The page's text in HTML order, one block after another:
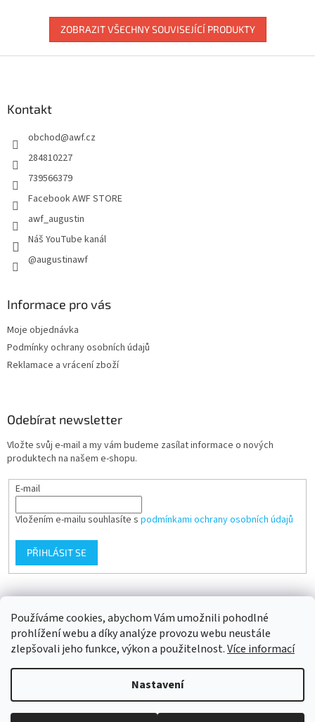
Používáme cookies, abychom Vám umožnili pohodlné
prohlížení webu a díky analýze provozu webu neustále
zlepšovali jeho funkce, výkon a použitelnost.Více informací
Nastavení
ZOBRAZIT VŠECHNY SOUVISEJÍCÍ PRODUKTY
Kontakt
obchod@awf.cz
284810227
739566379
Facebook AWF STORE
awf_augustin
Náš YouTube kanál
@augustinawf
Informace pro vás
Moje objednávka
Podmínky ochrany osobních údajů
Reklamace a vrácení zboží
Odebírat newsletter
Vložte svůj e-mail a my vám budeme zasílat informace o nových
produktech na našem e-shopu.
E-mail
Vložením e-mailu souhlasíte s podmínkami ochrany osobních údajů
PŘIHLÁSIT SE
Vytvořil Shoptet